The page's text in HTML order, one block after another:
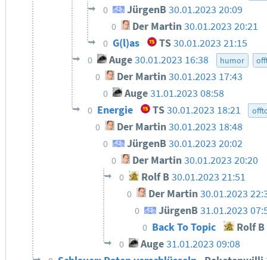
0 JürgenB30.01.2023 20:09
0 Der Martin30.01.2023 20:21
0 G(l)as TS30.01.2023 21:15
0 Auge30.01.2023 16:38 humor
0 Der Martin30.01.2023 17:43
0 Auge31.01.2023 08:58
0 Energie TS 30.01.2023 18:21
0 Der Martin30.01.2023 18:48
0 JürgenB30.01.2023 20:02
0 Der Martin30.01.2023 20:20
0 Rolf B30.01.2023 21:51
0 Der Martin30.01.2023
0 JürgenB31.01.2023
0 Back To Topic Rolf B
0 Auge 31.01.2023 09:08